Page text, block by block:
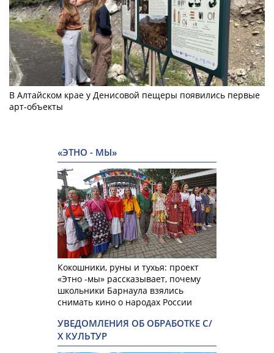
В Алтайском крае у Денисовой пещеры появились первые
арт-объекты
«ЭТНО - МЫ»
Кокошники, руны и тухья: проект
«Этно -мы» рассказывает, почему
школьники Барнаула взялись
снимать кино о народах России
УВЕДОМЛЕНИЯ ОБ ОБРАБОТКЕ С/
Х КУЛЬТУР